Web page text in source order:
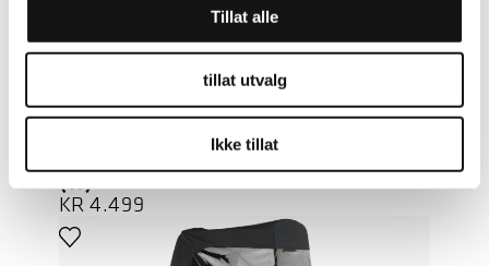
Tillat alle
tillat utvalg
Ikke tillat
LES MER
TELT MULTITINKER KOMPLETT
(H)
KR4.499